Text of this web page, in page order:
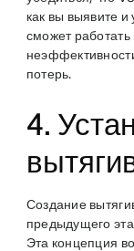
как вы выявите
сможет
потерь.
4.
Создание
предыдущего
Эта концепция